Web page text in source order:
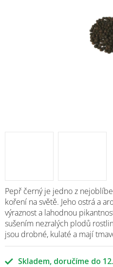
Skladem
Pepř černý je jedno z
koření na světě. Jeho ostrá a
výraznost a lahodnou
sušením nezralých plodů
jsou drobné, kulaté a mají